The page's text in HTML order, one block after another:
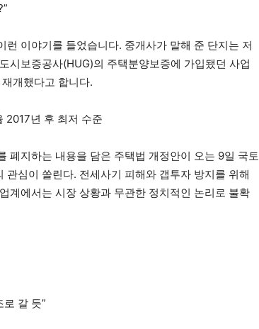
이야기를 들었습니다. 중개사가 말해 준 단지는 저
시보증공사(HUG)의 주택분양보증에 가입됐던 사업
개했다고 합니다.
2017년 후 최저 수준
폐지하는 내용을 담은 주택법 개정안이 오는 9일 국토
심이 쏠린다. 전세사기 피해와 갭투자 방지를 위해
계에서는 시장 상황과 무관한 정치적인 논리로 불확
로 갈 듯”